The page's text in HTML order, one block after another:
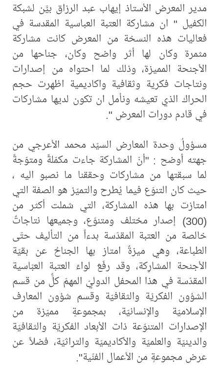
مدير المعرض الأستاذ إيهاب عبد الرزاق بيَّن لشبكة
الكفيل " ان مشاركة العتبة العباسية المقدسة في
فعاليات هذه النسخة من المعرض كانت مشاركة
مثمرة وكان لها أثر واضح وكان، جناحها من
الأجنحة المميزة، وذلك لما احتواه من إصدارات
ونتاجات فكرية وثقافية واكاديمية اظهرت حجم
الحراك الذي تعيشه ونأمل ان تكون لديها مشاركات
في قادم دورات المعرض ".
مسؤولُ وحدة المعارض السيّد محمد الأعرجي من
جهته أوضح : "أنّ المشاركة جاءت مكمّلةً ومتوّجةً
لما سبقتها من مشاركات وحققنا ما نصبو اليه ،
حيث كان التنوّع فيما يُطرح والتميّز هو الصفة التي
امتازت بها هذه المشاركة، التي شملت أكثر من
(300) إصدار مختلف ومتنوّع، وجميعها نتاجاتٌ
خالصة من العتبة المقدّسة بدءاً من التأليف حتّى
الطباعة، وهي ميزةٌ امتاز بها الجناحُ عن بقيّة
الأجنحة المشارِكة، وقد رفَعَ لواءَ العتبة العبّاسية
المقدّسة في هذا المحفل الدوليّ المهمّ كلٌّ من قسم
الشؤون الفكريّة والثقافيّة وقسم شؤون المعارف
الإسلاميّة والإنسانيّة، بمجموعةٍ مميّزة من
الإصدارات المتنوّعة ذات الأبعاد الفكريّة والثقافيّة
والدينيّة والعلميّة والأكاديميّة والتراثيّة، فضلاً عن
عرض مجموعةٍ من الأعمال الفنّية".